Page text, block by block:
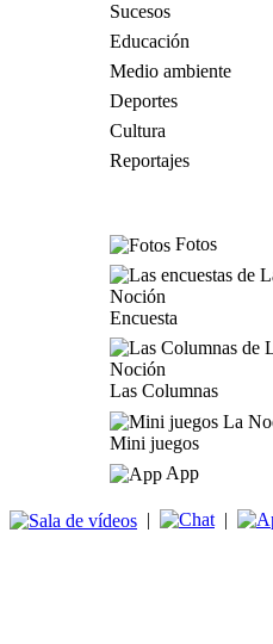
Sucesos
Educación
Medio ambiente
Deportes
Cultura
Reportajes
Fotos
Encuesta
Las Columnas
Mini juegos
App
| |